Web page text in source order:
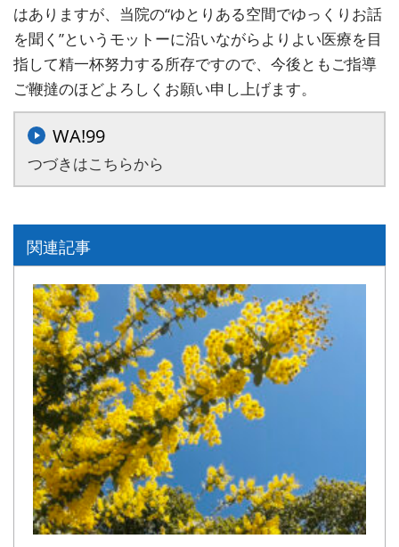
はありますが、当院の“ゆとりある空間でゆっくりお話
を聞く”というモットーに沿いながらよりよい医療を目
指して精一杯努力する所存ですので、今後ともご指導
ご鞭撻のほどよろしくお願い申し上げます。
WA!99
つづきはこちらから
関連記事